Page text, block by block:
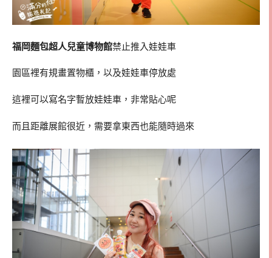
福岡麵包超人兒童博物館禁止推入娃娃車
園區裡有規畫置物櫃，以及娃娃車停放處
這裡可以寫名字暫放娃娃車，非常貼心呢
而且距離展館很近，需要拿東西也能隨時過來